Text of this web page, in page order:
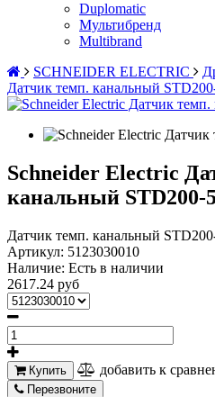
Duplomatic
Мультибренд
Multibrand
SCHNEIDER ELECTRIC
Датчик темп. канальный
Schneider Electric
канальный STD200-
Датчик темп. канальный
Артикул: 5123030010
Наличие: Есть в наличии
2617.24 руб
Купить добавить к
Перезвоните